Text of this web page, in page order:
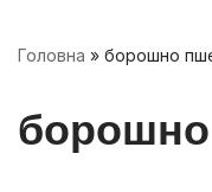
Головна » борошно